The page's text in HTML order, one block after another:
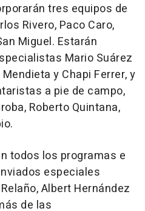
tres equipos de
Rivero, Paco Caro,
Miguel. Estarán
Mario Suárez
y Chapi Ferrer, y
a pie de campo,
Roberto Quintana,
todos los programas e
especiales
Albert Hernández
de las